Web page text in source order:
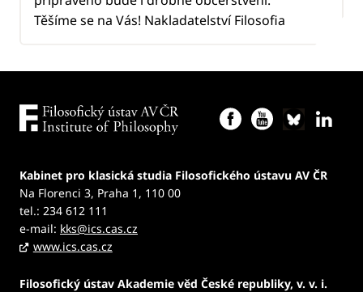
Těšíme se na Vás! Nakladatelství Filosofia
Kabinet pro klasická studia Filosofického ústavu AV ČR
Na Florenci 3, Praha 1, 110 00
tel.: 234 612 111
e-mail: kks@ics.cas.cz
www.ics.cas.cz
Filosofický ústav Akademie věd České republiky, v. v. i.